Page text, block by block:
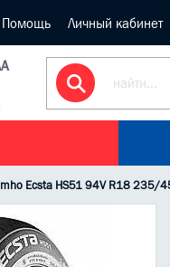
Помощь Личный кабинет
Ecsta HS51 94V R18 235/